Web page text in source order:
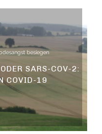
besiegen
SARS-COV-2:
COVID-19